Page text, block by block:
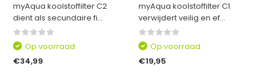
myAqua koolstoffilter C2
dient als secundaire fi...
Op voorraad
€34,99
myAqua koolstoffilter C1
verwijdert veilig en ef...
Op voorraad
€19,95